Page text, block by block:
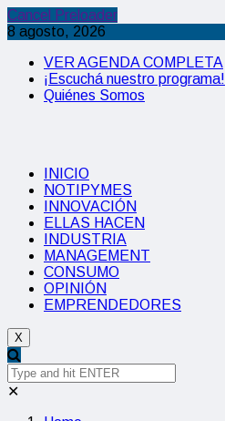
Cancel Preloader
8 agosto, 2026
VER AGENDA COMPLETA
¡Escuchá nuestro programa!
Quiénes Somos
INICIO
NOTIPYMES
INNOVACIÓN
ELLAS HACEN
INDUSTRIA
MANAGEMENT
CONSUMO
OPINIÓN
EMPRENDEDORES
X
✕